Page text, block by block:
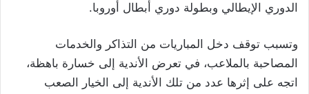
الدوري الإيطالي وبطولة دوري أبطال أوروبا.
وتسبب توقف دخل المباريات من التذاكر والخدمات
المصاحبة بالملاعب، في تعرض الأندية إلى خسارة باهظة،
اتجه على إثرها عدد من تلك الأندية إلى الخيار الصعب